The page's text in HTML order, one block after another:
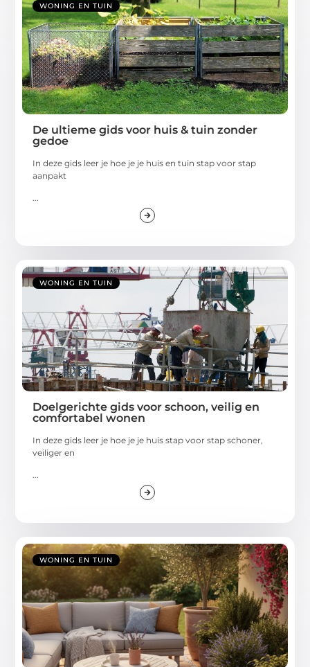
WONING EN TUIN
De ultieme gids voor huis & tuin zonder
gedoe
In deze gids leer je hoe je je huis en tuin stap voor stap
aanpakt
...
WONING EN TUIN
Doelgerichte gids voor schoon, veilig en
comfortabel wonen
In deze gids leer je hoe je je huis stap voor stap schoner,
veiliger en
...
WONING EN TUIN